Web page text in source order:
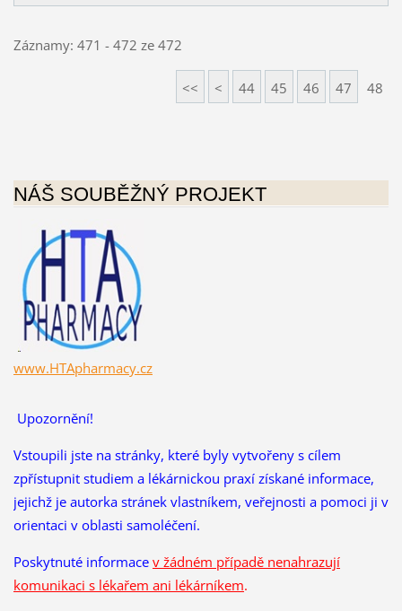
Záznamy: 471 - 472 ze 472
<< < 44 45 46 47 48
NÁŠ SOUBĚŽNÝ PROJEKT
www.HTApharmacy.cz
Upozornění!
Vstoupili jste na stránky, které byly vytvořeny s cílem
zpřístupnit studiem a lékárnickou praxí získané informace,
jejichž je autorka stránek vlastníkem, veřejnosti a pomoci ji v
orientaci v oblasti samoléčení.
Poskytnuté informace v žádném případě nenahrazují
komunikaci s lékařem ani lékárníkem.